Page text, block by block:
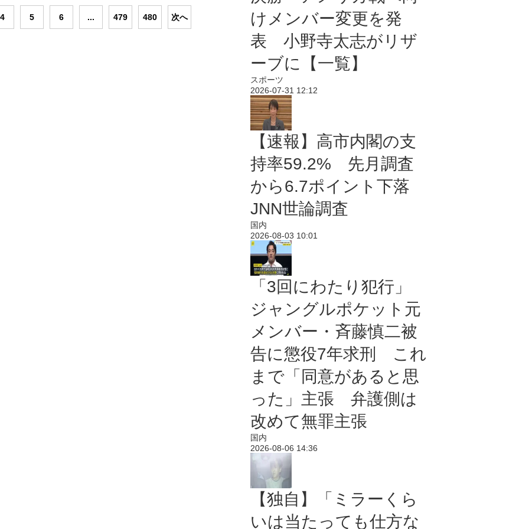
4 5 6 ... 479 480 次へ
けメンバー変更を発
表 小野寺太志がリザ
ーブに【一覧】
スポーツ
2026-07-31 12:12
【速報】高市内閣の支
持率59.2% 先月調査
から6.7ポイント下落
JNN世論調査
国内
2026-08-03 10:01
「3回にわたり犯行」
ジャングルポケット元
メンバー・斉藤慎二被
告に懲役7年求刑 これ
まで「同意があると思
った」主張 弁護側は
改めて無罪主張
国内
2026-08-06 14:36
【独自】「ミラーくら
いは当たっても仕方な